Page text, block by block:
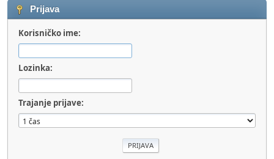
Prijava
Korisničko ime:
Lozinka:
Trajanje prijave: